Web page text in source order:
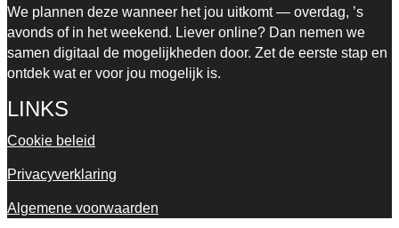
We plannen deze wanneer het jou uitkomt — overdag, ’s
avonds of in het weekend. Liever online? Dan nemen we
samen digitaal de mogelijkheden door. Zet de eerste stap en
ontdek wat er voor jou mogelijk is.
LINKS
Cookie beleid
Privacyverklaring
Algemene voorwaarden